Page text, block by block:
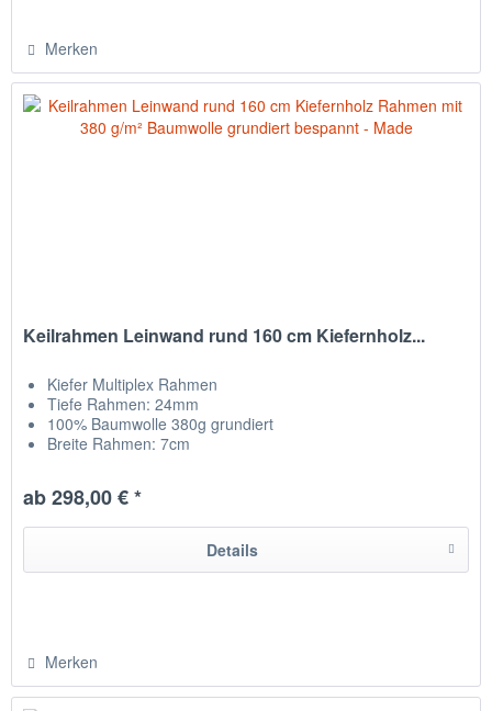
Merken
Keilrahmen Leinwand rund 160 cm Kiefernholz...
Kiefer Multiplex Rahmen
Tiefe Rahmen: 24mm
100% Baumwolle 380g grundiert
Breite Rahmen: 7cm
hergestellt in Chemnitz / Deutschland
ab 298,00 € *
Details
Merken